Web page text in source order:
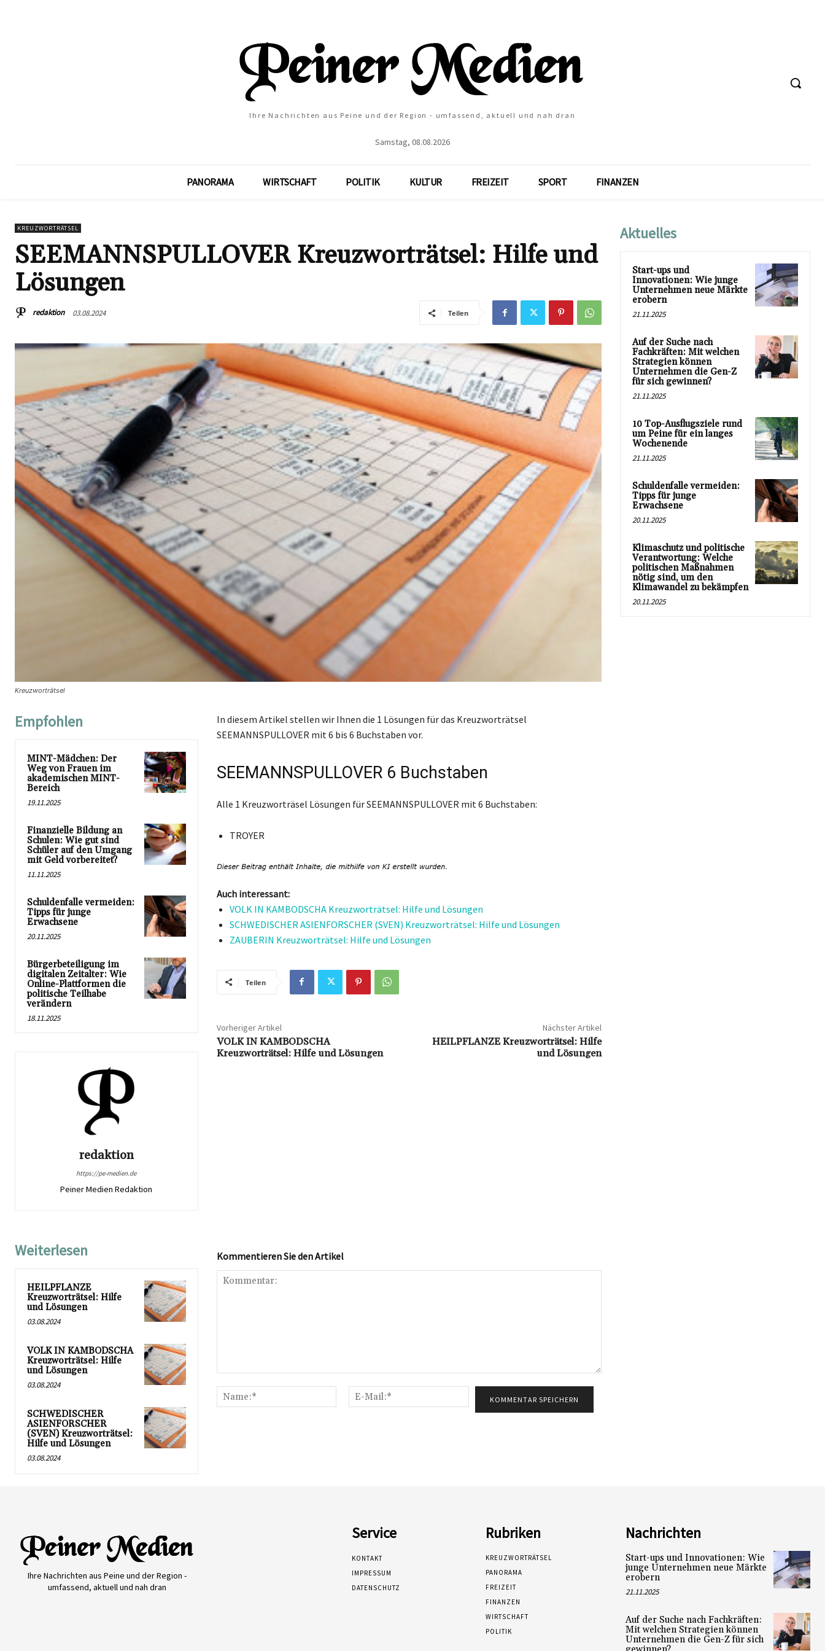
Ihre Nachrichten aus Peine und der Region - umfassend, aktuell und nah dran
Samstag, 08.08.2026
PANORAMA WIRTSCHAFT POLITIK KULTUR FREIZEIT SPORT FINANZEN
KREUZWORTRÄTSEL
SEEMANNSPULLOVER Kreuzworträtsel: Hilfe und
Lösungen
redaktion 03.08.2024 Teilen
Kreuzworträtsel
Empfohlen
MINT-Mädchen: Der
Weg von Frauen im
akademischen MINT-
Bereich
19.11.2025
Finanzielle Bildung an
Schulen: Wie gut sind
Schüler auf den Umgang
mit Geld vorbereitet?
11.11.2025
Schuldenfalle vermeiden:
Tipps für junge
Erwachsene
20.11.2025
Bürgerbeteiligung im
digitalen Zeitalter: Wie
Online-Plattformen die
politische Teilhabe
verändern
18.11.2025
redaktion
https://pe-medien.de
Peiner Medien Redaktion
In diesem Artikel stellen wir Ihnen die 1 Lösungen für das Kreuzworträtsel
SEEMANNSPULLOVER mit 6 bis 6 Buchstaben vor.
SEEMANNSPULLOVER 6 Buchstaben
Alle 1 Kreuzworträsel Lösungen für SEEMANNSPULLOVER mit 6 Buchstaben:
TROYER
Auch interessant:
VOLK IN KAMBODSCHA Kreuzworträtsel: Hilfe und Lösungen
SCHWEDISCHER ASIENFORSCHER (SVEN) Kreuzworträtsel: Hilfe und Lösungen
ZAUBERIN Kreuzworträtsel: Hilfe und Lösungen
Teilen
Vorheriger Artikel
VOLK IN KAMBODSCHA
Kreuzworträtsel: Hilfe und Lösungen
Nächster Artikel
HEILPFLANZE Kreuzworträtsel: Hilfe
und Lösungen
Weiterlesen
HEILPFLANZE
Kreuzworträtsel: Hilfe
und Lösungen
03.08.2024
VOLK IN KAMBODSCHA
Kreuzworträtsel: Hilfe
und Lösungen
03.08.2024
SCHWEDISCHER
ASIENFORSCHER
(SVEN) Kreuzworträtsel:
Hilfe und Lösungen
03.08.2024
Kommentieren Sie den Artikel
Name:*
Mail:*
Aktuelles
Start-ups und
Innovationen: Wie junge
Unternehmen neue Märkte
erobern
21.11.2025
Auf der Suche nach
Fachkräften: Mit welchen
Strategien können
Unternehmen die Gen-Z
für sich gewinnen?
21.11.2025
10 Top-Ausflugsziele rund
um Peine für ein langes
Wochenende
21.11.2025
Schuldenfalle vermeiden:
Tipps für junge
Erwachsene
20.11.2025
Klimaschutz und politische
Verantwortung: Welche
politischen Maßnahmen
nötig sind, um den
Klimawandel zu bekämpfen
20.11.2025
Ihre Nachrichten aus Peine und der Region -
umfassend, aktuell und nah dran
Service
KONTAKT
IMPRESSUM
DATENSCHUTZ
Rubriken
KREUZWORTRÄTSEL
PANORAMA
FREIZEIT
FINANZEN
WIRTSCHAFT
POLITIK
Nachrichten
Start-ups und Innovationen: Wie
junge Unternehmen neue Märkte
erobern
21.11.2025
Auf der Suche nach Fachkräften:
Mit welchen Strategien können
Unternehmen die Gen-Z für sich